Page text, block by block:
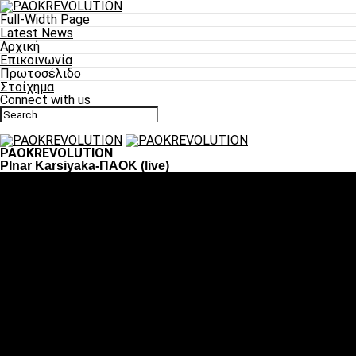
Full-Width Page
Latest News
Αρχική
Επικοινωνία
Πρωτοσέλιδο
Στοίχημα
Connect with us
PAOKREVOLUTION
PInar Karsiyaka-ΠΑΟΚ (live)